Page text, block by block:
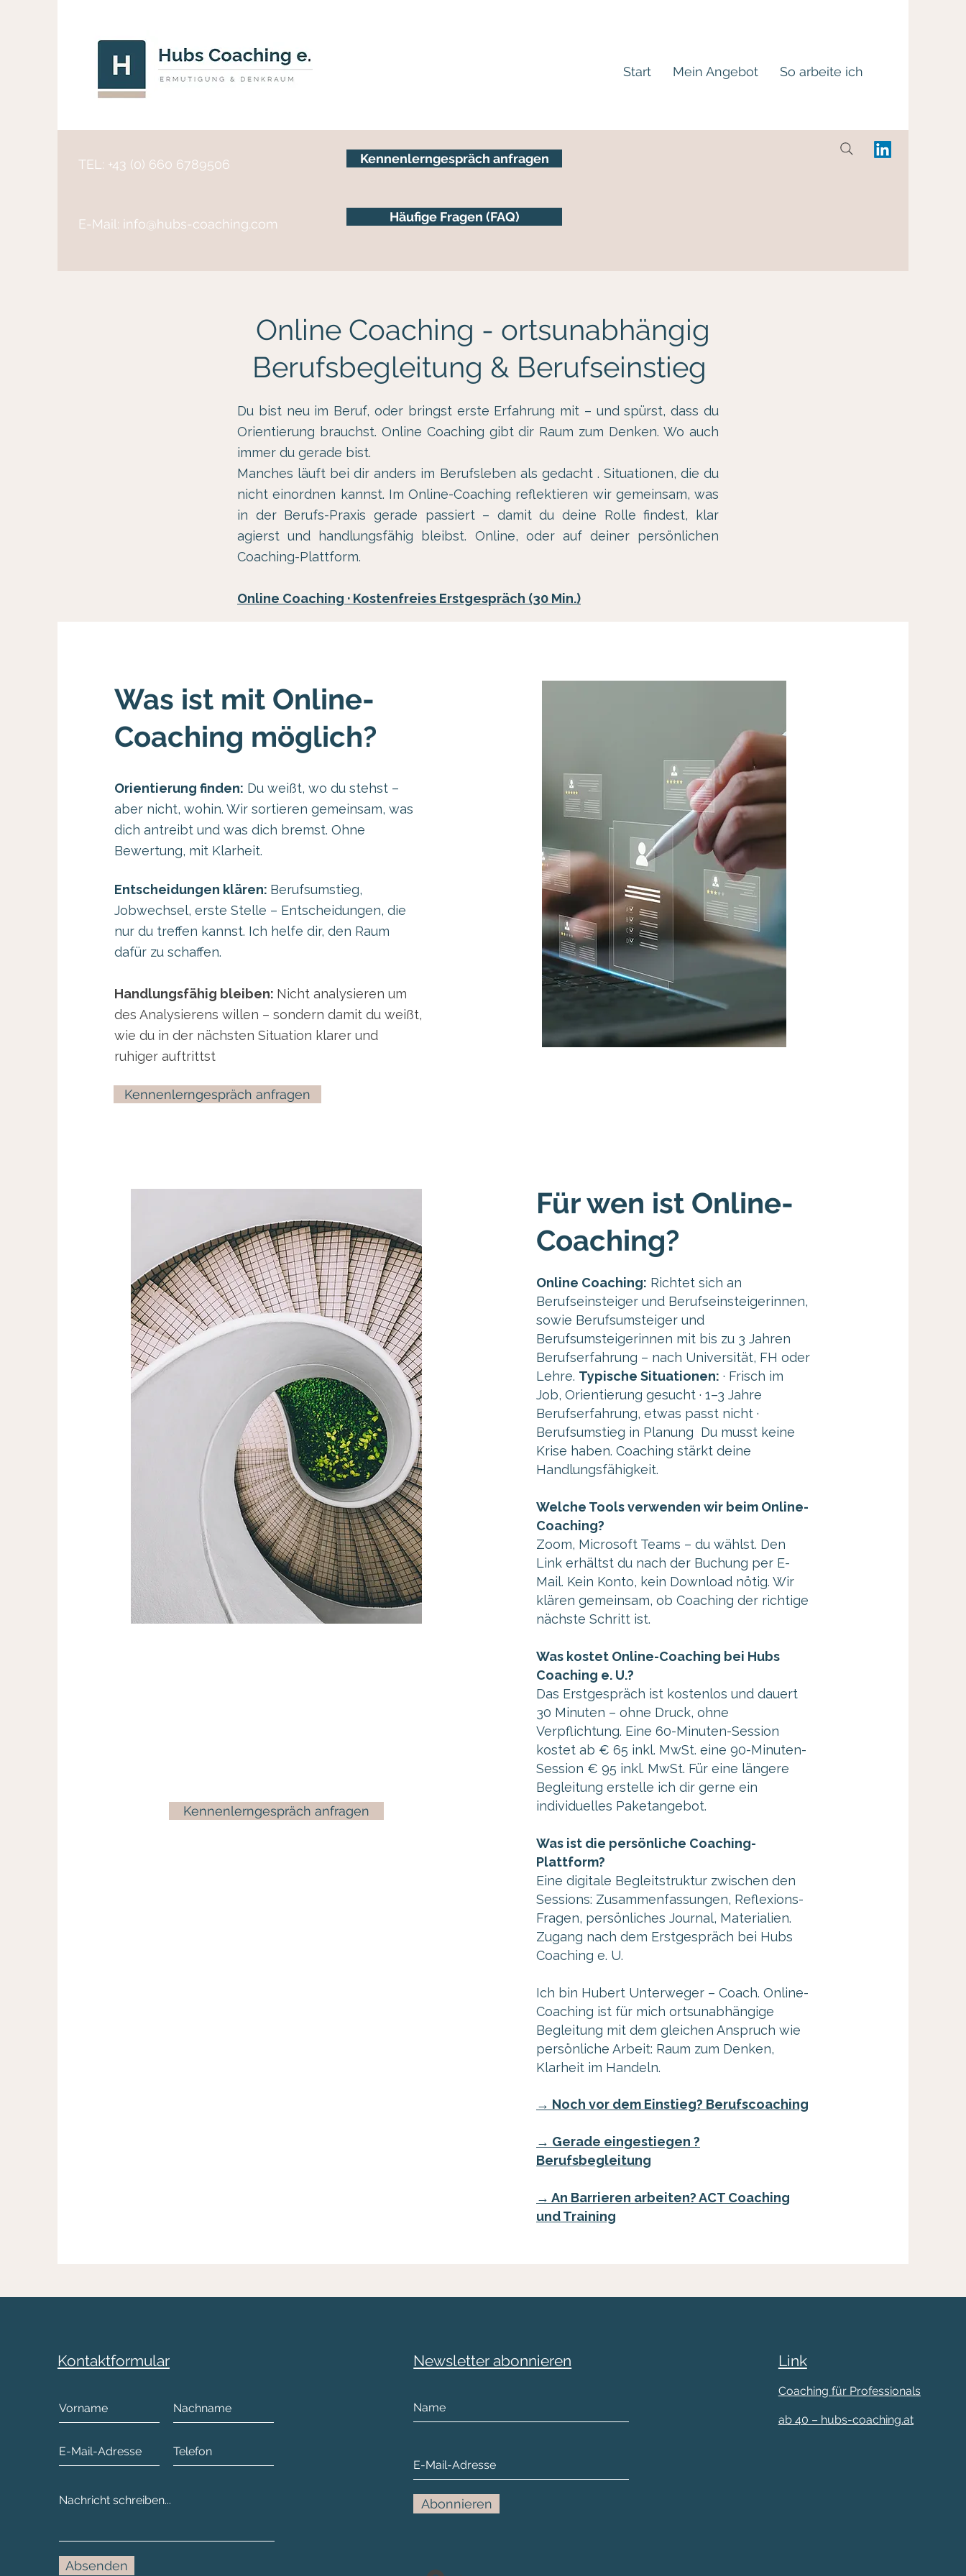
Start Mein Angebot So arbeite ich
TEL: +43 (0) 660 6789506 Kennenlerngespräch anfragen
E-Mail: info@hubs-coaching.com Häufige Fragen (FAQ)
Online Coaching - ortsunabhängig
Berufsbegleitung & Berufseinstieg
Du bist neu im Beruf, oder bringst erste Erfahrung mit – und spürst, dass du
Orientierung brauchst. Online Coaching gibt dir Raum zum Denken. Wo auch
immer du gerade bist.
Manches läuft bei dir anders im Berufsleben als gedacht . Situationen, die du
nicht einordnen kannst. Im Online-Coaching reflektieren wir gemeinsam, was
in der Berufs-Praxis gerade passiert – damit du deine Rolle findest, klar
agierst und handlungsfähig bleibst. Online, oder auf deiner persönlichen
Coaching-Plattform.
Online Coaching · Kostenfreies Erstgespräch (30 Min.)
Was ist mit Online-
Coaching möglich?
Orientierung finden: Du weißt, wo du stehst –
aber nicht, wohin. Wir sortieren gemeinsam, was
dich antreibt und was dich bremst. Ohne
Bewertung, mit Klarheit.
Entscheidungen klären: Berufsumstieg,
Jobwechsel, erste Stelle – Entscheidungen, die
nur du treffen kannst. Ich helfe dir, den Raum
dafür zu schaffen.
Handlungsfähig bleiben: Nicht analysieren um
des Analysierens willen – sondern damit du weißt,
wie du in der nächsten Situation klarer und
ruhiger auftrittst
Kennenlerngespräch anfragen
Kennenlerngespräch anfragen
Für wen ist Online-
Coaching?
Online Coaching: Richtet sich an
Berufseinsteiger und Berufseinsteigerinnen,
sowie Berufsumsteiger und
Berufsumsteigerinnen mit bis zu 3 Jahren
Berufserfahrung – nach Universität, FH oder
Lehre. Typische Situationen: · Frisch im
Job, Orientierung gesucht · 1–3 Jahre
Berufserfahrung, etwas passt nicht ·
Berufsumstieg in Planung Du musst keine
Krise haben. Coaching stärkt deine
Handlungsfähigkeit.
Welche Tools verwenden wir beim Online-
Coaching?
Zoom, Microsoft Teams – du wählst. Den
Link erhältst du nach der Buchung per E-
Mail. Kein Konto, kein Download nötig. Wir
klären gemeinsam, ob Coaching der richtige
nächste Schritt ist.
Was kostet Online-Coaching bei Hubs
Coaching e. U.?
Das Erstgespräch ist kostenlos und dauert
30 Minuten – ohne Druck, ohne
Verpflichtung. Eine 60-Minuten-Session
kostet ab € 65 inkl. MwSt. eine 90-Minuten-
Session € 95 inkl. MwSt. Für eine längere
Begleitung erstelle ich dir gerne ein
individuelles Paketangebot.
Was ist die persönliche Coaching-
Plattform?
Eine digitale Begleitstruktur zwischen den
Sessions: Zusammenfassungen, Reflexions-
Fragen, persönliches Journal, Materialien.
Zugang nach dem Erstgespräch bei Hubs
Coaching e. U.
Ich bin Hubert Unterweger – Coach. Online-
Coaching ist für mich ortsunabhängige
Begleitung mit dem gleichen Anspruch wie
persönliche Arbeit: Raum zum Denken,
Klarheit im Handeln.
→ Noch vor dem Einstieg? Berufscoaching
→ Gerade eingestiegen ?
Berufsbegleitung
→ An Barrieren arbeiten? ACT Coaching
und Training
Kontaktformular
Absenden
Newsletter abonnieren
Abonnieren
Link
Coaching für Professionals
ab 40 – hubs-coaching.at